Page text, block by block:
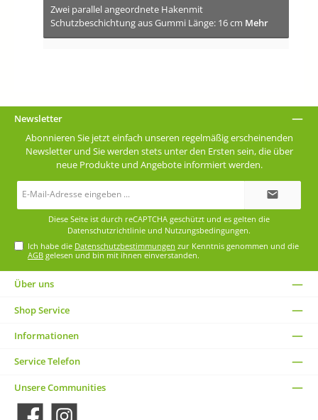
Zwei parallel angeordnete Hakenmit
Schutzbeschichtung aus Gummi Länge: 16 cm Mehr
Newsletter
Abonnieren Sie jetzt einfach unseren regelmäßig erscheinenden
Newsletter und Sie werden stets unter den Ersten sein, die über
neue Produkte und Angebote informiert werden.
Diese Seite ist durch reCAPTCHA geschützt und es gelten die
Datenschutzrichtlinie und Nutzungsbedingungen.
Ich habe die Datenschutzbestimmungen zur Kenntnis genommen und die
AGB gelesen und bin mit ihnen einverstanden.
Über uns
Shop Service
Informationen
Service Telefon
Unsere Communities